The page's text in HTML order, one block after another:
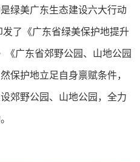
绿美广东生态建设六大行动
了《广东省绿美保护地提升
广东省郊野公园、山地公园
保护地立足自身禀赋条件，
郊野公园、山地公园，全力